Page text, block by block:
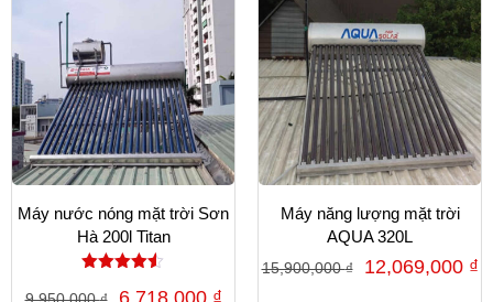
Máy nước nóng mặt trời Sơn
Hà 200l Titan
hạng
Máy năng lượng mặt trời
AQUA 320L
15,900,000₫ 12,069,000 ₫